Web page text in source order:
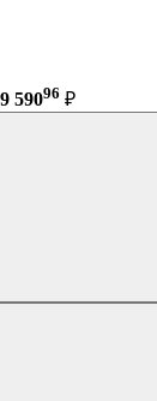
9 59096 ₽